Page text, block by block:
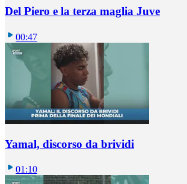
Del Piero e la terza maglia Juve
00:47
Yamal, discorso da brividi
01:10